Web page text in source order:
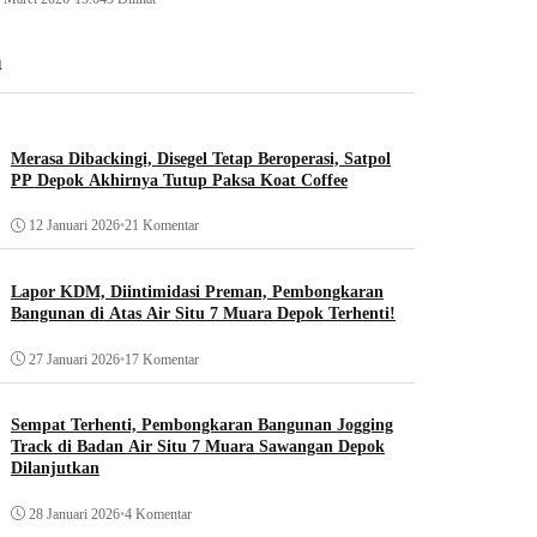
Merasa Dibackingi, Disegel Tetap Beroperasi, Satpol
PP Depok Akhirnya Tutup Paksa Koat Coffee
12 Januari 2026•21 Komentar
Lapor KDM, Diintimidasi Preman, Pembongkaran
Bangunan di Atas Air Situ 7 Muara Depok Terhenti!
27 Januari 2026•17 Komentar
Sempat Terhenti, Pembongkaran Bangunan Jogging
Track di Badan Air Situ 7 Muara Sawangan Depok
Dilanjutkan
28 Januari 2026•4 Komentar